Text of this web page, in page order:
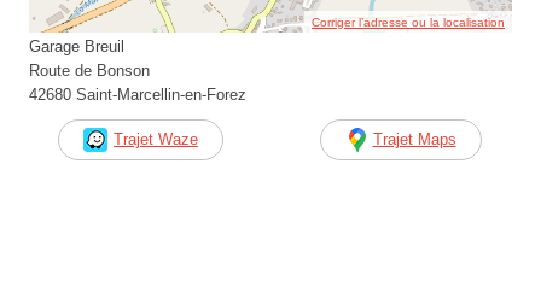
Corriger l’adresse ou la localisation
Garage Breuil
Route de Bonson
42680 Saint-Marcellin-en-Forez
Trajet Waze Trajet Maps